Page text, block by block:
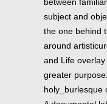
between
subject and
the one behind
around
and Life
greater
holy_burlesque